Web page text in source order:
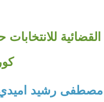
القضائية
رشيد